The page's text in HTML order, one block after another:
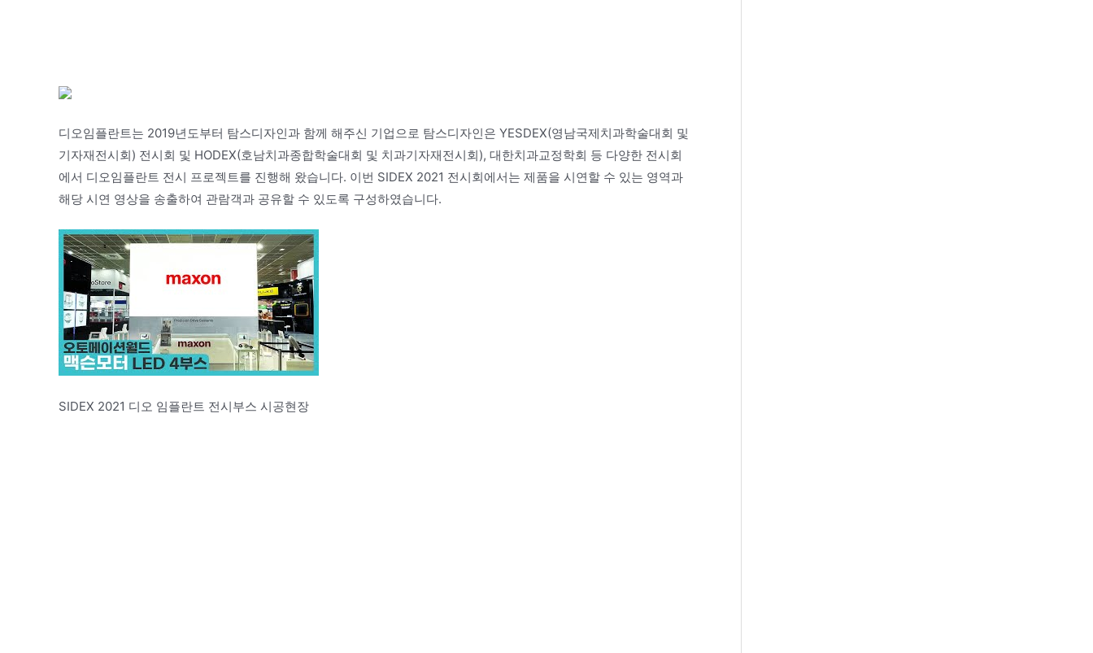
디오임플란트는 2019년도부터 탐스디자인과 함께 해주신 기업으로 탐스디자인은 YESDEX(영남국제치과학술대회 및
기자재전시회) 전시회 및 HODEX(호남치과종합학술대회 및 치과기자재전시회), 대한치과교정학회 등 다양한 전시회
에서 디오임플란트 전시 프로젝트를 진행해 왔습니다. 이번 SIDEX 2021 전시회에서는 제품을 시연할 수 있는 영역과
해당 시연 영상을 송출하여 관람객과 공유할 수 있도록 구성하였습니다.
SIDEX 2021 디오 임플란트 전시부스 시공현장